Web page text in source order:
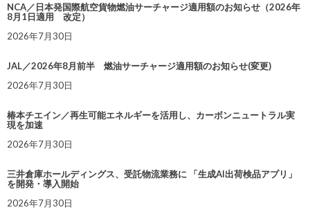
NCA／日本発国際航空貨物燃油サーチャージ適用額のお知らせ（2026年
8月1日適用 改定）
2026年7月30日
JAL／2026年8月前半 燃油サーチャージ適用額のお知らせ(変更)
2026年7月30日
椿本チエイン／再生可能エネルギーを活用し、カーボンニュートラル実
現を加速
2026年7月30日
三井倉庫ホールディングス、受託物流業務に 「生成AI出荷検品アプリ」
を開発・導入開始
2026年7月30日